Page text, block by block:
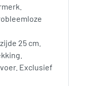
25 cm.
Exclusief